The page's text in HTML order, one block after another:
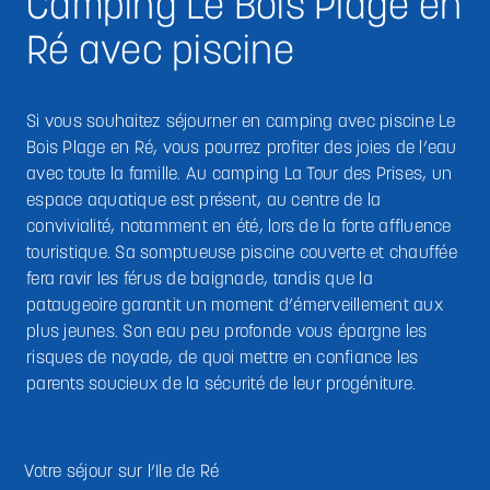
Camping Le Bois Plage en
Ré avec piscine
Si vous souhaitez séjourner en camping avec piscine Le
Bois Plage en Ré, vous pourrez profiter des joies de l’eau
avec toute la famille. Au camping La Tour des Prises, un
espace aquatique est présent, au centre de la
convivialité, notamment en été, lors de la forte affluence
touristique. Sa somptueuse piscine couverte et chauffée
fera ravir les férus de baignade, tandis que la
pataugeoire garantit un moment d’émerveillement aux
plus jeunes. Son eau peu profonde vous épargne les
risques de noyade, de quoi mettre en confiance les
parents soucieux de la sécurité de leur progéniture.
Votre séjour sur l’Ile de Ré